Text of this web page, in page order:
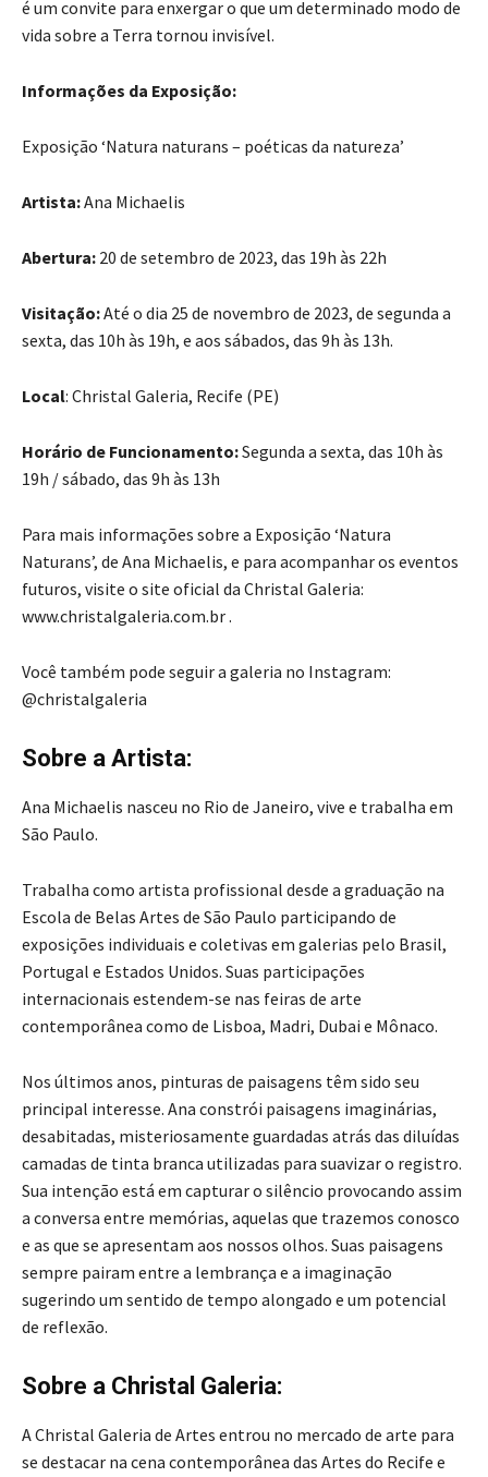
é um convite para enxergar o que um determinado modo de
vida sobre a Terra tornou invisível.
Informações da Exposição:
Exposição ‘Natura naturans – poéticas da natureza’
Artista:Ana Michaelis
Abertura: 20 de setembro de 2023, das 19h às 22h
Visitação:Até o dia 25 de novembro de 2023, de segunda a
sexta, das 10h às 19h, e aos sábados, das 9h às 13h.
Local: Christal Galeria, Recife (PE)
Horário de Funcionamento:Segunda a sexta, das 10h às
19h / sábado, das 9h às 13h
Para mais informações sobre a Exposição ‘Natura
Naturans’, de Ana Michaelis, e para acompanhar os eventos
futuros, visite o site oficial da Christal Galeria:
www.christalgaleria.com.br .
Você também pode seguir a galeria no Instagram:
@christalgaleria
Sobre a Artista:
Ana Michaelis nasceu no Rio de Janeiro, vive e trabalha em
São Paulo.
Trabalha como artista profissional desde a graduação na
Escola de Belas Artes de São Paulo participando de
exposições individuais e coletivas em galerias pelo Brasil,
Portugal e Estados Unidos. Suas participações
internacionais estendem-se nas feiras de arte
contemporânea como de Lisboa, Madri, Dubai e Mônaco.
Nos últimos anos, pinturas de paisagens têm sido seu
principal interesse. Ana constrói paisagens imaginárias,
desabitadas, misteriosamente guardadas atrás das diluídas
camadas de tinta branca utilizadas para suavizar o registro.
Sua intenção está em capturar o silêncio provocando assim
a conversa entre memórias, aquelas que trazemos conosco
e as que se apresentam aos nossos olhos. Suas paisagens
sempre pairam entre a lembrança e a imaginação
sugerindo um sentido de tempo alongado e um potencial
de reflexão.
Sobre a Christal Galeria:
A Christal Galeria de Artes entrou no mercado de arte para
se destacar na cena contemporânea das Artes do Recife e